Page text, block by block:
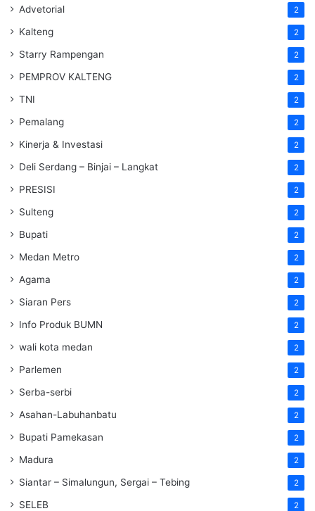
Advetorial 2
Kalteng 2
Starry Rampengan 2
PEMPROV KALTENG 2
TNI 2
Pemalang 2
Kinerja & Investasi 2
Deli Serdang – Binjai – Langkat 2
PRESISI 2
Sulteng 2
Bupati 2
Medan Metro 2
Agama 2
Siaran Pers 2
Info Produk BUMN 2
wali kota medan 2
Parlemen 2
Serba-serbi 2
Asahan-Labuhanbatu 2
Bupati Pamekasan 2
Madura 2
Siantar – Simalungun, Sergai – Tebing 2
SELEB 2